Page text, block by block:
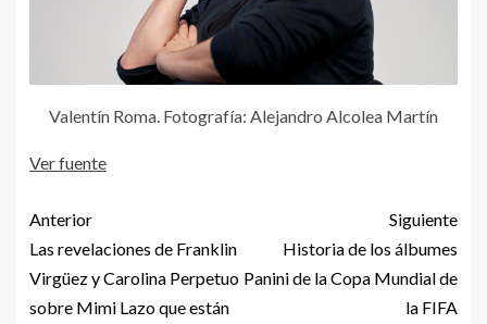
Valentín Roma. Fotografía: Alejandro Alcolea Martín
Ver fuente
Anterior
Las revelaciones de Franklin
Virgüez y Carolina Perpetuo
sobre Mimi Lazo que están
Siguiente
Historia de los álbumes
Panini de la Copa Mundial de
la FIFA